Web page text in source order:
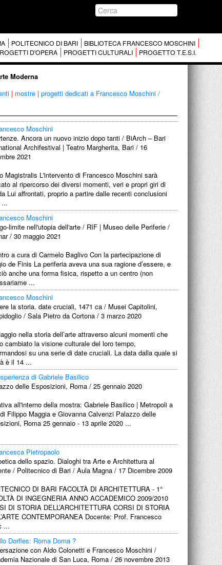
POLITECNICO DI BARI
BIBLIOTECA FRANCESCO MOSCHINI
D'OPERA PROGETTI CULTURALI PROGETTO T.E.S.I.
Moderna
| mostre | progetti dedicati a Francesco Moschini /
Moschini
Ancora un nuovo inizio dopo tanti / BiArch – Bari
Archifestival | Teatro Margherita, Bari / 16
2021
Magistralis L'intervento di Francesco Moschini sarà
al ripercorso dei diversi momenti, veri e propri giri di
Lui affrontati, proprio a partire dalle recenti conclusioni
Moschini
limite nell'utopia dell'arte / RIF | Museo delle Periferie /
/ 30 maggio 2021
a cura di Carmelo Baglivo Con la partecipazione di
de Finis La periferia aveva una sua ragione d’essere, e
anche una forma fisica, rispetto a un centro (non
...
Moschini
la storia. date cruciali, 1471 ca / Musei Capitolini,
/ Sala Pietro da Cortona / 3 marzo 2020
nella storia dell’arte attraverso alcuni momenti che
cambiato la visione culturale del loro tempo,
su una serie di date cruciali. La data dalla quale si
è il 14 ...
di Gabriele Basilico
delle Esposizioni, Roma / 25 gennaio 2020
all'interno della mostra: Gabriele Basilico | Metropoli a
Filippo Maggia e Giovanna Calvenzi Palazzo delle
Roma 25 gennaio - 13 aprile 2020 ...
Pietropaolo
dello spazio. Dialoghi tra Arte e Architettura al
/ Politecnico di Bari / Aula Magna / 17 Dicembre 2009
DI BARI FACOLTÀ DI ARCHITETTURA - 1°
DI INGEGNERIA ANNO ACCADEMICO 2009/2010
DI STORIA DELL’ARCHITETTURA CORSI DI STORIA
CONTEMPORANEA Docente: Prof. Francesco
...
Dorfles: Roma Doma ?
con Aldo Colonetti e Francesco Moschini /
Nazionale di San Luca, Roma / 26 novembre 2013